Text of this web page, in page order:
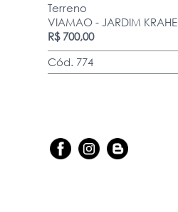
Terreno
VIAMAO - JARDIM KRAHE
R$ 700,00
Cód. 774